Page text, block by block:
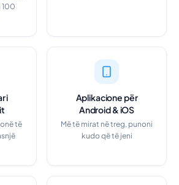
i
të
Aplikacione për
Android & iOS
Më të mirat në treg, punoni
kudo që të jeni